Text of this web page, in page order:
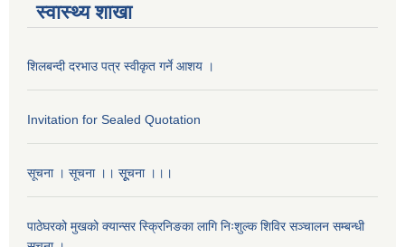
स्वास्थ्य शाखा
शिलबन्दी दरभाउ पत्र स्वीकृत गर्ने आशय ।
Invitation for Sealed Quotation
सूचना । सूचना ।। सूूचना ।।।
पाठेघरको मुखको क्यान्सर स्क्रिनिङका लागि निःशुल्क शिविर सञ्चालन सम्बन्धी